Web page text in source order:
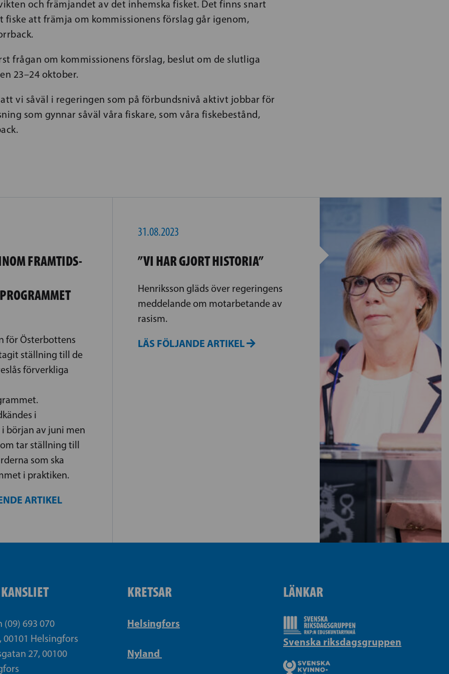
och främjandet av det inhemska fisket. Det finns snart
fiske att främja om kommissionens förslag går igenom,
frågan om kommissionens förslag, beslut om de slutliga
23–24 oktober.
vi såväl i regeringen som på förbundsnivå aktivt jobbar för
som gynnar såväl våra fiskare, som våra fiskebestånd,
FRAMTIDS-
för Österbottens
ställning till de
förverkliga
i
början av juni men
tar ställning till
som ska
i praktiken.
ARTIKEL
31.08.2023
”VI HAR GJORT HISTORIA”
Henriksson gläds över regeringens
meddelande om motarbetande av
rasism.
LÄS FÖLJANDE ARTIKEL
(09) 693 070
00101 Helsingfors
27, 00100
KRETSAR
Helsingfors
Nyland
LÄNKAR
Svenska riksdagsgruppen